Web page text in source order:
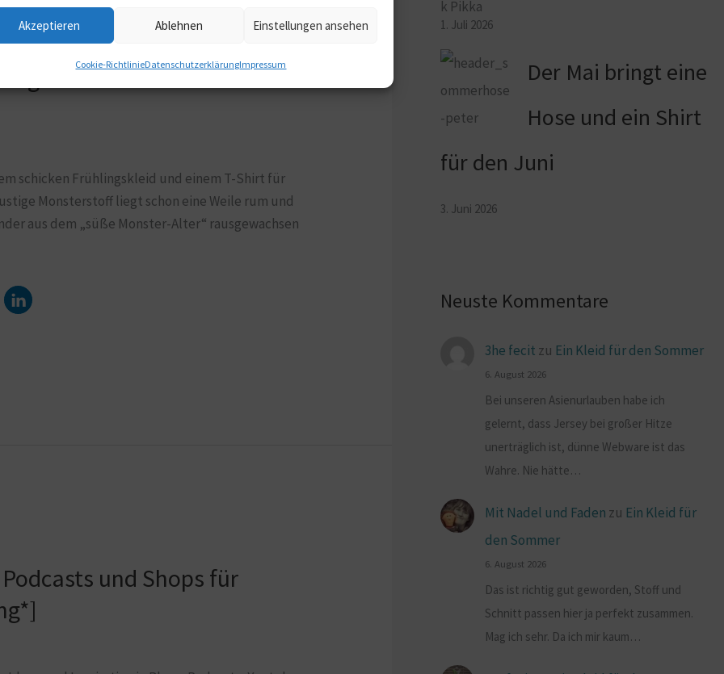
Akzeptieren Ablehnen Einstellungen ansehen
Cookie-RichtlinieDatenschutzerklärungImpressum
und T-Shirt für die
schicken Frühlingskleid und einem T-Shirt für
Monsterstoff liegt schon eine Weile rum und
aus dem „süße Monster-Alter“ rausgewachsen
und Shops für
1. Juli 2026
Der Mai bringt eine
Hose und ein Shirt
für den Juni
3. Juni 2026
Neuste Kommentare
3he fecit zu Ein Kleid für den Sommer
6. August 2026
Bei unseren Asienurlauben habe ich
gelernt, dass Jersey bei großer Hitze
unerträglich ist, dünne Webware ist das
Wahre. Nie hätte…
Mit Nadel und Faden zu Ein Kleid für
den Sommer
6. August 2026
Das ist richtig gut geworden, Stoff und
Schnitt passen hier ja perfekt zusammen.
Mag ich sehr. Da ich mir kaum…